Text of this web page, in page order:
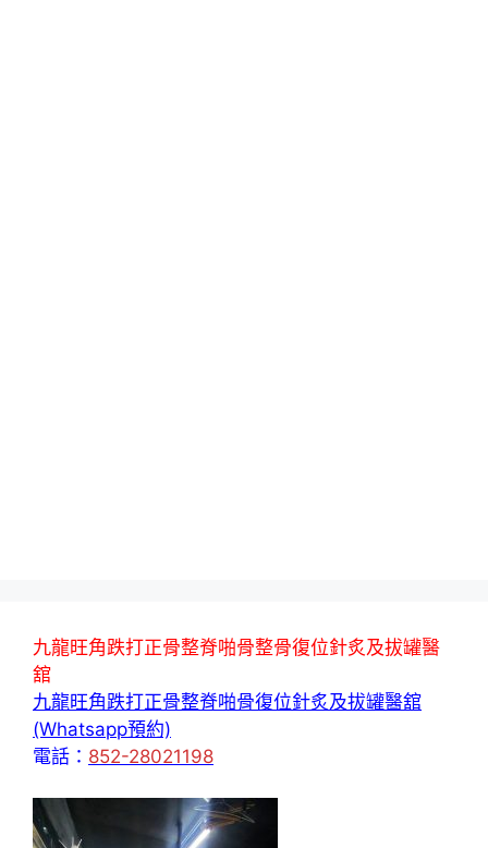
九龍旺角跌打正骨整脊啪骨整骨復位針炙及拔罐醫
舘
九龍旺角跌打正骨整脊啪骨復位針炙及拔罐醫舘
(Whatsapp預約)
電話： 852-28021198